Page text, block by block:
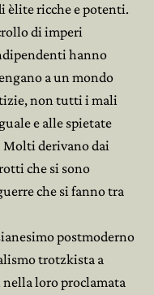
èlite ricche e potenti.
di imperi
hanno
a un mondo
non tutti i mali
e alle spietate
Molti derivano dai
che si sono
che si fanno tra
postmoderno
trotzkista a
loro proclamata